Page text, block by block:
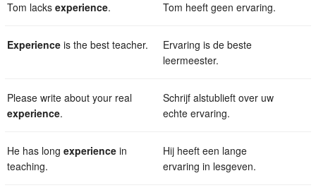
Tom lacks experience. Tom heeft geen ervaring.
Experience is the best teacher.
Ervaring is de beste
leermeester.
Please write about your real
experience.
Schrijf alstublieft over uw
echte ervaring.
He has long experience in
teaching.
Hij heeft een lange
ervaring in lesgeven.